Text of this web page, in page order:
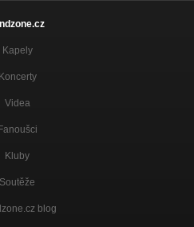
Kapely
Koncerty
Videa
Fanoušci
Kluby
Soutěže
blog